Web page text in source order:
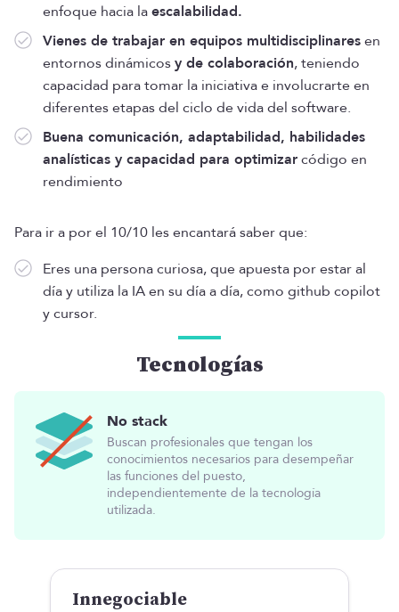
enfoque hacia laescalabilidad.
Vienes de trabajar en equipos multidisciplinaresen
entornos dinámicosy de colaboración, teniendo
capacidad para tomar la iniciativa e involucrarte en
diferentes etapas del ciclo de vida del software.
Buena comunicación, adaptabilidad, habilidades
analísticas y capacidad para optimizarcódigo en
rendimiento
Para ir a por el 10/10 les encantará saber que:
Eres una persona curiosa, que apuesta por estar al
día y utiliza la IA en su día a día, como github copilot
y cursor.
Tecnologías
No stack
Buscan profesionales que tengan los
conocimientos necesarios para desempeñar
las funciones del puesto,
independientemente de la tecnología
utilizada.
Innegociable